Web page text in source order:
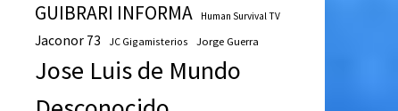
GUIBRARI INFORMA Human Survival TV
Jaconor 73 JC Gigamisterios Jorge Guerra
Jose Luis de Mundo